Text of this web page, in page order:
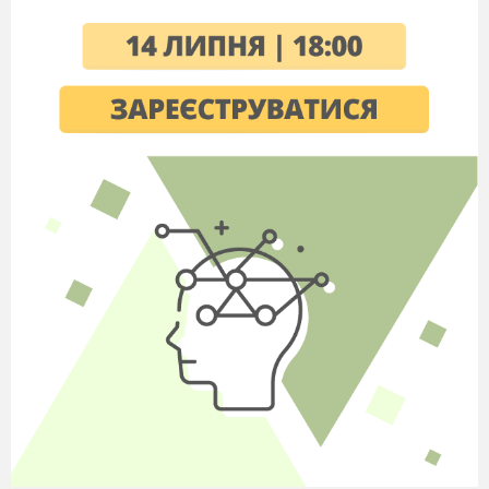
турками. Бусурманська стріла влучила
молодшому козакові прямо в серце і трава
забагряніла від крові. І згодом на цьому місці
виріс кущ калини.
Дитячий твір 2.
Зухвала калинова ягідка
Ріс на лісовій галявині червоний кущ
калини. На калині були великі червоні грона
ягід.
Одного разу був ясний, сонячний день. В
одному гроні виділялася дуже червона ягідка. І
ця ягідка сказала: „Я найгарніша між вами
всіма. Без мене кущ калини висохне.
Відірвалася ягідка і покотилася. Але червоний
кущ калини не звернув на ягідку уваги, все